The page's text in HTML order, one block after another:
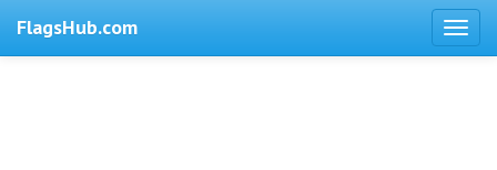
FlagsHub.com